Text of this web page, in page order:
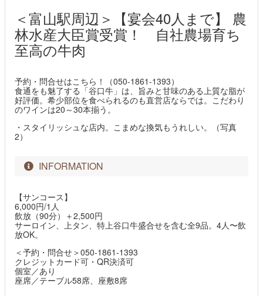
＜富山駅周辺＞【宴会40人まで】 農
林水産大臣賞受賞！ 自社農場育ち
至高の牛肉
予約・問合せはこちら！（050-1861-1393）
食通をも魅了する「谷口牛」は、旨みと甘味のある上質な脂が
好評価。希少部位を食べられるのも直営店ならでは。こだわり
のワインは20～30本揃う。
・スタイリッシュな店内。こまめな換気もうれしい。（写真
2）
INFORMATION
【サンコース】
6,000円/1人
飲放（90分）＋2,500円
サーロイン、上タン、特上谷口牛盛合せを含む全9品。4人〜飲
放OK。
＜予約・問合せ＞050-1861-1393
クレジットカード可・QR決済可
個室／あり
座席／テーブル58席、座敷8席